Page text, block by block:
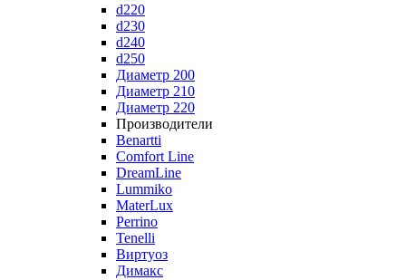
d220
d230
d240
d250
Диаметр 200
Диаметр 210
Диаметр 220
Производители
Benartti
Comfort Line
DreamLine
Lummiko
MaterLux
Perrino
Tenelli
Виртуоз
Димакс